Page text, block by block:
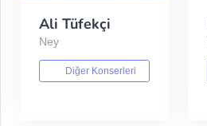
Ali Tüfekçi
Ney
Diğer Konserleri